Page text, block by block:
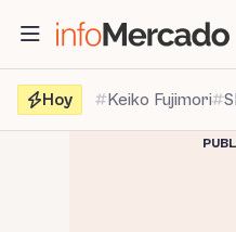
contenido
Hoy
Keiko Fujimori